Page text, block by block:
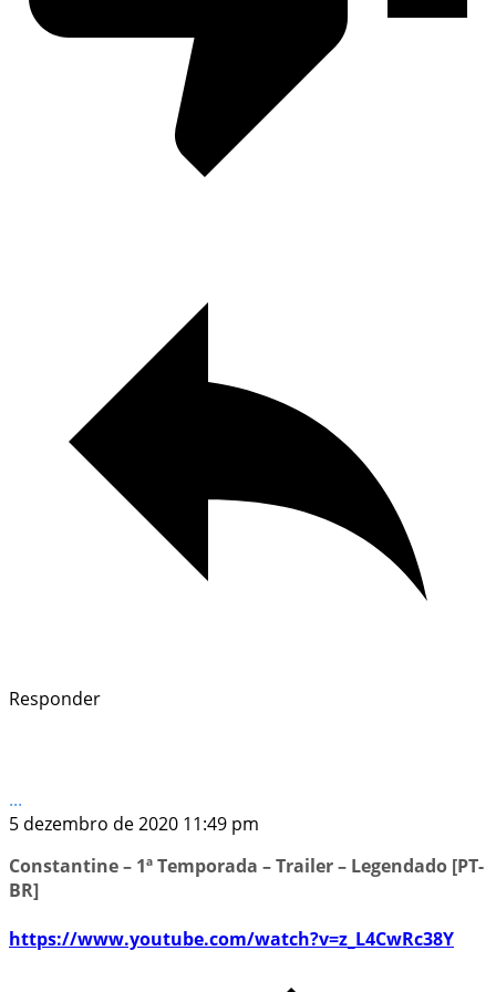
Responder
...
5 dezembro de 2020 11:49 pm
Constantine – 1ª Temporada – Trailer – Legendado [PT-
BR]
https://www.youtube.com/watch?v=z_L4CwRc38Y